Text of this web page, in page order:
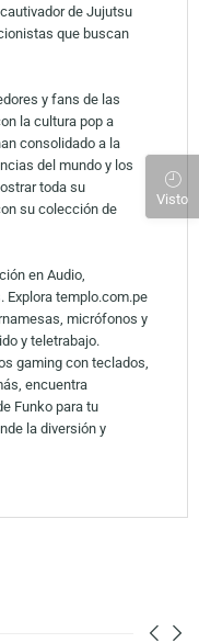
de Jujutsu
que buscan
y fans de las
la cultura pop a
consolidado a la
del mundo y los
toda su
su colección de
en Audio,
Explora templo.com.pe
micrófonos y
y teletrabajo.
gaming con teclados,
encuentra
Funko para tu
la diversión y
Visto